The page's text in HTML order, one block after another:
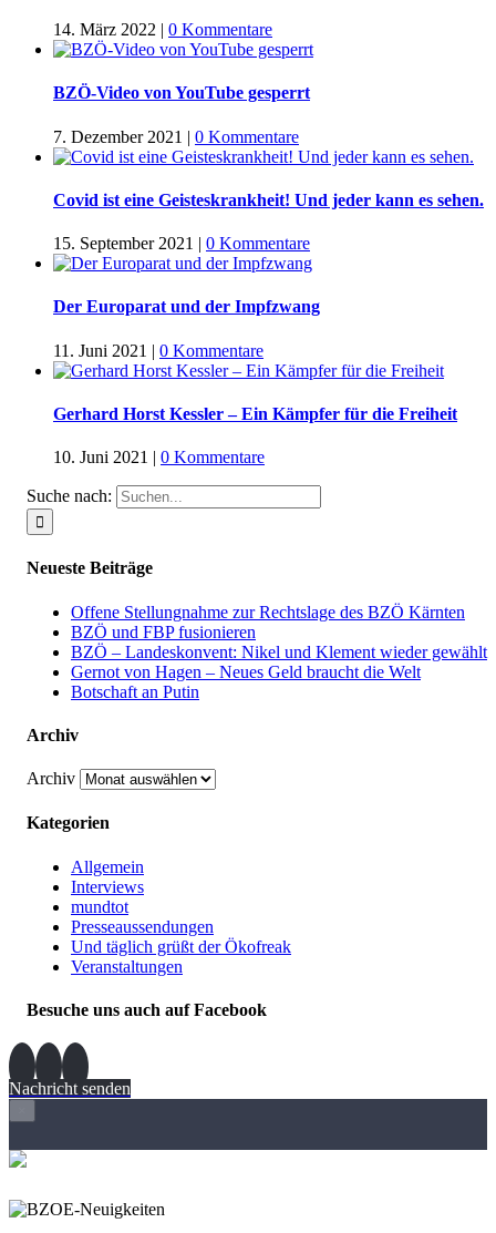
14. März 2022 | 0 Kommentare
BZÖ-Video von YouTube gesperrt
7. Dezember 2021 | 0 Kommentare
Covid ist eine Geisteskrankheit! Und jeder kann es sehen.
15. September 2021 | 0 Kommentare
Der Europarat und der Impfzwang
11. Juni 2021 | 0 Kommentare
Gerhard Horst Kessler – Ein Kämpfer für die Freiheit
10. Juni 2021 | 0 Kommentare
Suche nach:
Neueste Beiträge
Offene Stellungnahme zur Rechtslage des BZÖ Kärnten
BZÖ und FBP fusionieren
BZÖ – Landeskonvent: Nikel und Klement wieder gewählt
Gernot von Hagen – Neues Geld braucht die Welt
Botschaft an Putin
Archiv
Archiv
Kategorien
Allgemein
Interviews
mundtot
Presseaussendungen
Und täglich grüßt der Ökofreak
Veranstaltungen
Besuche uns auch auf Facebook
Nachricht senden